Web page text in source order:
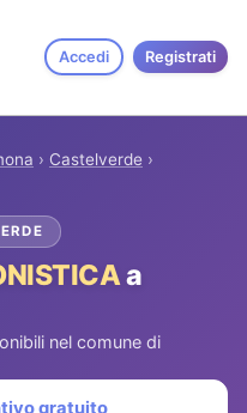
Accedi Registrati
› Castelverde ›
a
nel comune di
gratuito